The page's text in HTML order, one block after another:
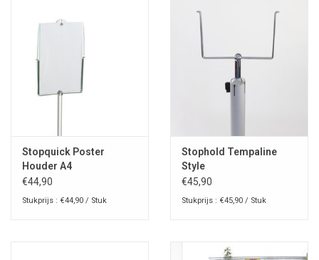
Stopquick Poster
Houder A4
€44,90
Stukprijs : €44,90 / Stuk
Stophold Tempaline
Style
€45,90
Stukprijs : €45,90 / Stuk